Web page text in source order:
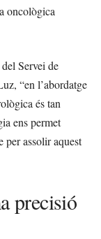
oncològica
Servei de
“en l’abordatge
és tan
ens permet
assolir aquest
precisió